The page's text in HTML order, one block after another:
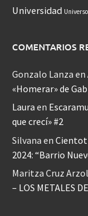
Universidad
COMENTARIOS
Gonzalo Lanza en
«Homerar» de
Laura en
que crecí» #2
Silvana en
2024: “Barrio
Maritza Cruz
– LOS METALES